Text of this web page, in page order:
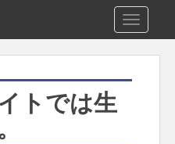
トでは生